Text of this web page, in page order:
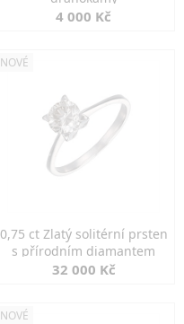
4 000 Kč
NOVÉ
0,75 ct Zlatý solitérní prsten
s přírodním diamantem
32 000 Kč
NOVÉ